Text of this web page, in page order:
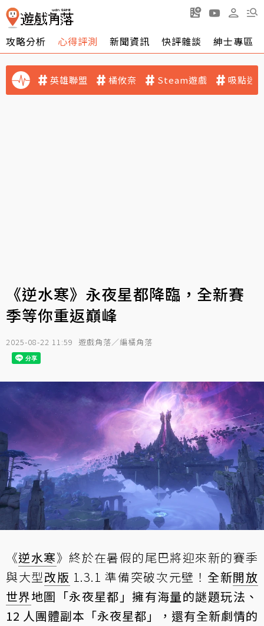
攻略分析 心得評測 新聞資訊 快評雜談 紳士專區
英雄聯盟 橘攸奈 Steam遊戲 吸點迷
《逆水寒》永夜星都降臨，全新賽
季等你重返巔峰
2025-08-22 11:59 遊戲角落／編橘角落
《逆水寒》終於在暑假的尾巴將迎來新的賽季
與大型改版 1.3.1 準備突破次元壁！ 全新開放
世界地圖「永夜星都」擁有海量的謎題玩法、
12 人團體副本「永夜星都」，還有全新劇情的